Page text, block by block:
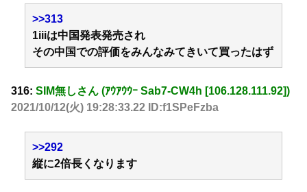
>>313
1iiiは中国発表発売され
その中国での評価をみんなみてきいて買ったはず
316: SIM無しさん (ｱｳｱｳｳｰ Sab7-CW4h [106.128.111.92])
2021/10/12(火) 19:28:33.22 ID:f1SPeFzba
>>292
縦に2倍長くなります